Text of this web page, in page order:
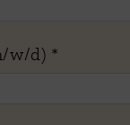
w/d) *